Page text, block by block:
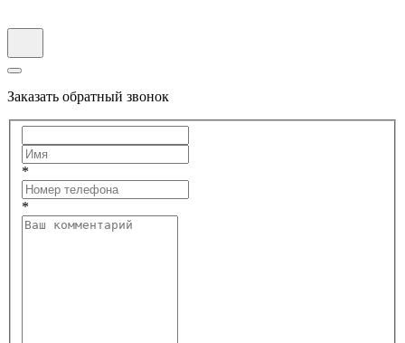
Заказать обратный звонок
*
*